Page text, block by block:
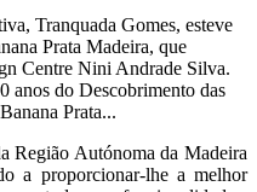
Tranquada Gomes, esteve
Prata Madeira, que
Centre Nini Andrade Silva.
anos do Descobrimento das
Prata...
Região Autónoma da Madeira
a proporcionar-lhe a melhor